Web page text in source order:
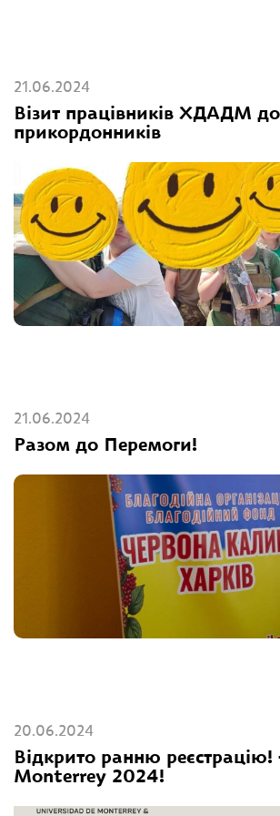
21.06.2024
Візит працівників ХДАДМ
прикордонників
21.06.2024
Разом до Перемоги!
20.06.2024
Відкрито ранню реєстрацію!
Monterrey 2024!